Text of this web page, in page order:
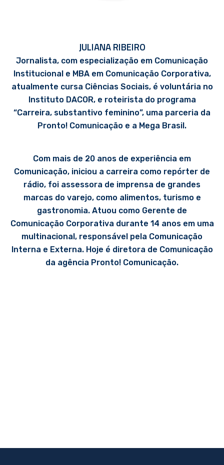
JULIANA RIBEIRO
Jornalista, com especialização em Comunicação
Institucional e MBA em Comunicação Corporativa,
atualmente cursa Ciências Sociais, é voluntária no
Instituto DACOR, e roteirista do programa
“Carreira, substantivo feminino”, uma parceria da
Pronto! Comunicação e a Mega Brasil.
Com mais de 20 anos de experiência em
Comunicação, iniciou a carreira como repórter de
rádio, foi assessora de imprensa de grandes
marcas do varejo, como alimentos, turismo e
gastronomia. Atuou como Gerente de
Comunicação Corporativa durante 14 anos em uma
multinacional, responsável pela Comunicação
Interna e Externa. Hoje é diretora de Comunicação
da agência Pronto! Comunicação.